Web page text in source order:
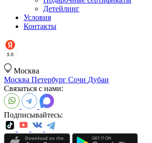
Детейлинг
Условия
Контакты
Москва
Москва Петербург Сочи Дубаи
Связаться с нами:
Подписывайтесь: